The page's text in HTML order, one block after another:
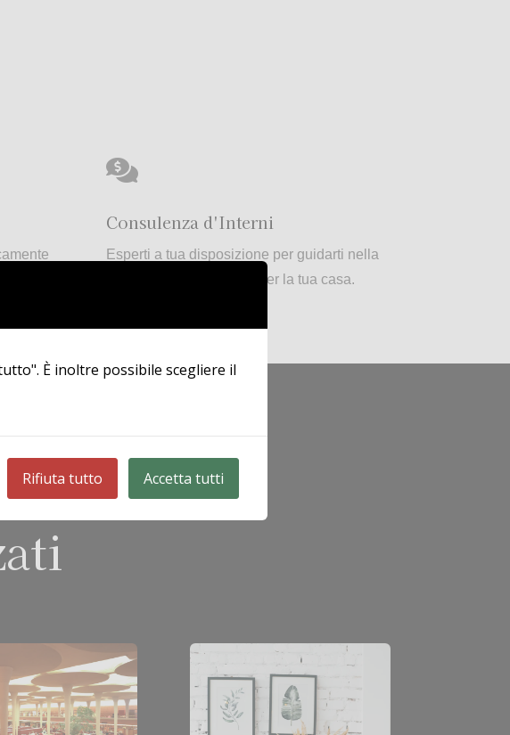

Consulenza d'Interni
Esperti a tua disposizione per guidarti nella
scelta dei mobili perfetti per la tua casa.
di Arredi
È inoltre possibile scegliere il
Rifiuta tutto Accetta tutti